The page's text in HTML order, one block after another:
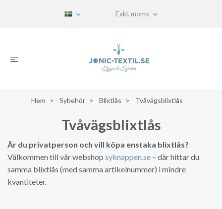
Exkl. moms
Hem Sybehör Blixtlås Tvåvägsblixtlås
Tvåvägsblixtlås
Är du privatperson och vill köpa enstaka blixtlås?
Välkommen till vår webshop syknappen.se – där hittar du
samma blixtlås (med samma artikelnummer) i mindre
kvantiteter.